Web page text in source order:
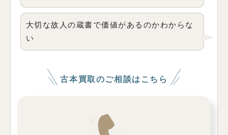
大切な故人の蔵書で価値があるのかわからな
い
古本買取のご相談はこちら